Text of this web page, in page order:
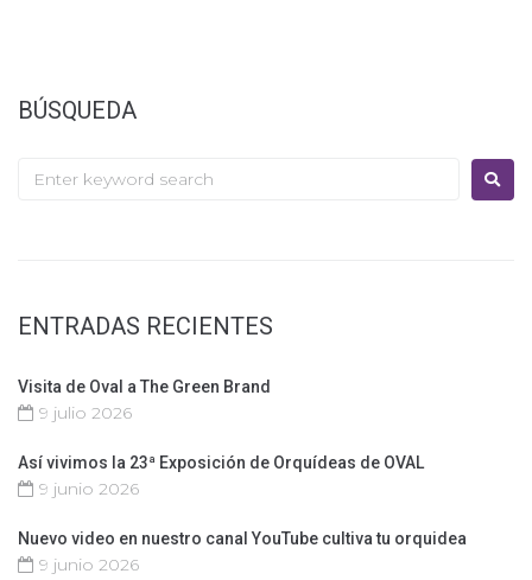
BÚSQUEDA
ENTRADAS RECIENTES
Visita de Oval a The Green Brand
9 julio 2026
Así vivimos la 23ª Exposición de Orquídeas de OVAL
9 junio 2026
Nuevo video en nuestro canal YouTube cultiva tu orquidea
9 junio 2026